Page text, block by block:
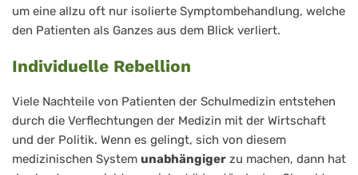
um eine allzu oft nur isolierte Symptombehandlung, welche
den Patienten als Ganzes aus dem Blick verliert.
Individuelle Rebellion
Viele Nachteile von Patienten der Schulmedizin entstehen
durch die Verflechtungen der Medizin mit der Wirtschaft
und der Politik. Wenn es gelingt, sich von diesem
medizinischen System unabhängiger zu machen, dann hat